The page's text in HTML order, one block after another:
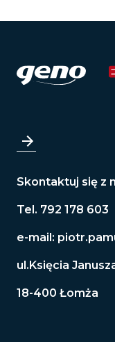
Skontaktuj się z
Tel. 792 178 603
e-mail:
ul.Księcia
18-400 Łomża